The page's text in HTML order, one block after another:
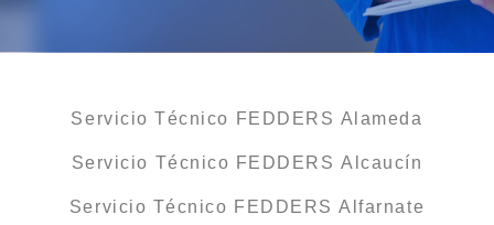
Servicio Técnico FEDDERS Alameda
Servicio Técnico FEDDERS Alcaucín
Servicio Técnico FEDDERS Alfarnate